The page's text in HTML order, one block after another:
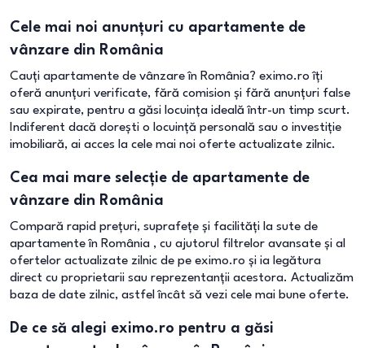
Cele mai noi anunțuri cu apartamente de
vânzare din România
Cauți apartamente de vânzare în România? eximo.ro îți
oferă anunțuri verificate, fără comision și fără anunțuri false
sau expirate, pentru a găsi locuința ideală într-un timp scurt.
Indiferent dacă dorești o locuință personală sau o investiție
imobiliară, ai acces la cele mai noi oferte actualizate zilnic.
Cea mai mare selecție de apartamente de
vânzare din România
Compară rapid prețuri, suprafețe și facilități la sute de
apartamente în România , cu ajutorul filtrelor avansate și al
ofertelor actualizate zilnic de pe eximo.ro și ia legătura
direct cu proprietarii sau reprezentanții acestora. Actualizăm
baza de date zilnic, astfel încât să vezi cele mai bune oferte.
De ce să alegi eximo.ro pentru a găsi